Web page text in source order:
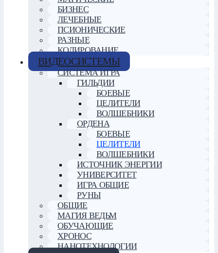
БИЗНЕС
ЛЕЧЕБНЫЕ
ПСИОНИЧЕСКИЕ
РАЗНЫЕ
КОДИРОВАНИЕ
ВИДЕОСИСТЕМЫ
СИСТЕМА ИГРА
ГИЛЬДИИ
БОЕВЫЕ
ЦЕЛИТЕЛИ
ВОЛШЕБНИКИ
ОРДЕНА
БОЕВЫЕ
ЦЕЛИТЕЛИ
ВОЛШЕБНИКИ
ИСТОЧНИК ЭНЕРГИИ
УНИВЕРСИТЕТ
ИГРА ОБЩИЕ
РУНЫ
ОБЩИЕ
МАГИЯ ВЕДЬМ
ОБУЧАЮЩИЕ
ХРОНОС
НАНОТЕХНОЛОГИИ